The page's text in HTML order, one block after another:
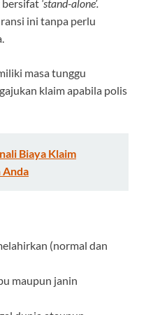
bersifat ‘stand-alone’.
ini tanpa perlu
masa tunggu
klaim apabila polis
Biaya Klaim
Anda
(normal dan
maupun janin